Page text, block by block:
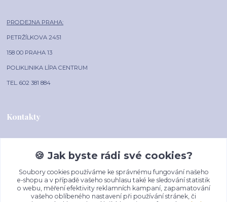
PRODEJNA PRAHA:
PETRŽÍLKOVA 2451
158 00 PRAHA 13
POLIKLINIKA LÍPA CENTRUM
TEL. 602 381 884
Kontakty
AAA-HODINKY.CZ
+420 602 381 884
(Po-Pá, 10-16 hod.)
🍪 Jak byste rádi své cookies?
Soubory cookies používáme ke správnému fungování našeho
e-shopu a v případě vašeho souhlasu také ke sledování statistik
o webu, měření efektivity reklamních kampaní, zapamatování
vašeho oblíbeného nastavení při používání stránek, či